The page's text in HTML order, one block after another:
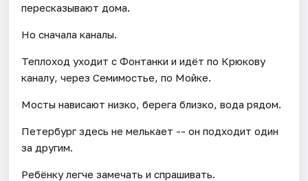
пересказывают дома.
Но сначала каналы.
Теплоход уходит с Фонтанки и идёт по Крюкову
каналу, через Семимостье, по Мойке.
Мосты нависают низко, берега близко, вода рядом.
Петербург здесь не мелькает -- он подходит один
за другим.
Ребёнку легче замечать и спрашивать.